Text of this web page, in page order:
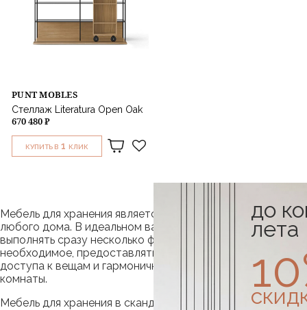
PUNT MOBLES
Стеллаж Literatura Open Oak
670 480 ₽
КУПИТЬ В 1 КЛИК
Мебель для хранения является важнейшим элементом
любого дома. В идеальном варианте она должна
выполнять сразу несколько функций: вмещать в себя все
необходимое, предоставлять возможность легкого
доступа к вещам и гармонично сочетаться с дизайном
комнаты.
Мебель для хранения в скандинавском стиле.
до
лета